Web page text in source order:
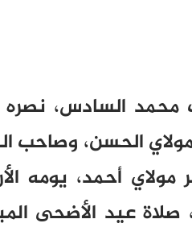
محمد السادس، نصره
الحسن، وصاحب
1447 هـ موافق 27 ماي 2026 م، صلاة